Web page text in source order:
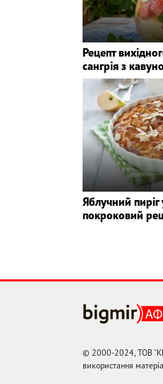
Рецепт
сангрія з
Яблучний пиріг
покроковий
© 2000-2024, ТОВ
використання